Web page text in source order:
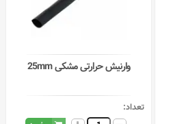
وارنیش حرارتی مشکی 25mm
تعداد: